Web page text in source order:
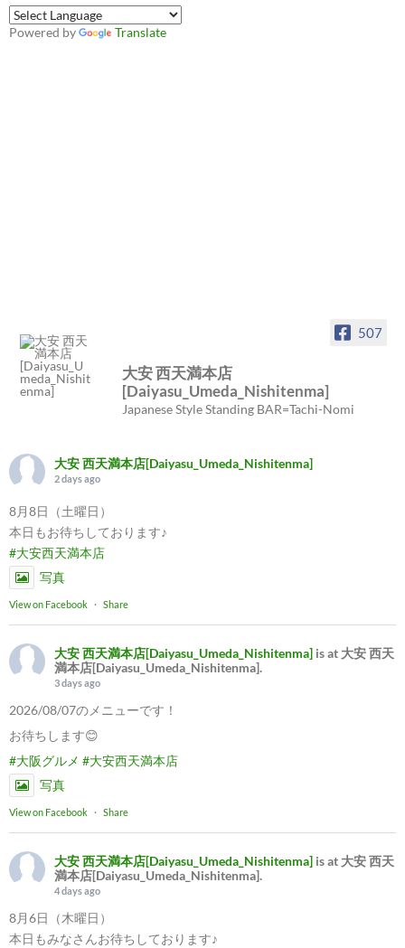
Powered by Translate
507
大安 西天満本店
[Daiyasu_Umeda_Nishitenma]
Japanese Style Standing BAR=Tachi-Nomi
大安 西天満本店[Daiyasu_Umeda_Nishitenma]
2 days ago
8月8日（土曜日）
本日もお待ちしております♪
#大安西天満本店
写真
View on Facebook · Share
大安 西天満本店[Daiyasu_Umeda_Nishitenma] is at 大安 西天
満本店[Daiyasu_Umeda_Nishitenma].
3 days ago
2026/08/07のメニューです！
お待ちします😊
#大阪グルメ #大安西天満本店
写真
View on Facebook · Share
大安 西天満本店[Daiyasu_Umeda_Nishitenma] is at 大安 西天
満本店[Daiyasu_Umeda_Nishitenma].
4 days ago
8月6日（木曜日）
本日もみなさんお待ちしております♪